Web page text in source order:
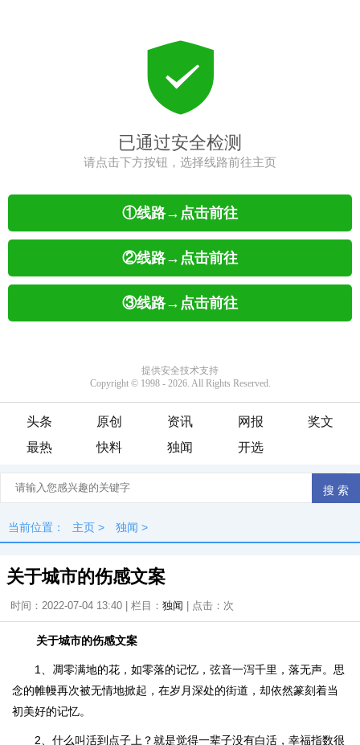
头条 原创 资讯 网报
奖文
最热
快料 独闻 开选
当前位置： 主页 > 独闻 >
关于城市的伤感文案
时间：2022-07-04 13:40 | 栏目： 独闻 | 点击： 次
关于城市的伤感文案
1、凋零满地的花，如零落的记忆，弦音一泻千里，落无声。思
念的帷幔再次被无情地掀起，在岁月深处的街道，却依然篆刻着当
初美好的记忆。
2、什么叫活到点子上？就是觉得一辈子没有白活，幸福指数很